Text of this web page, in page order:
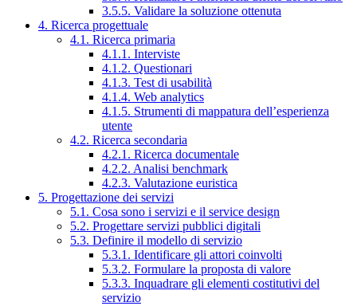
3.5.5. Validare la soluzione ottenuta
4. Ricerca progettuale
4.1. Ricerca primaria
4.1.1. Interviste
4.1.2. Questionari
4.1.3. Test di usabilità
4.1.4. Web analytics
4.1.5. Strumenti di mappatura dell’esperienza
utente
4.2. Ricerca secondaria
4.2.1. Ricerca documentale
4.2.2. Analisi benchmark
4.2.3. Valutazione euristica
5. Progettazione dei servizi
5.1. Cosa sono i servizi e il service design
5.2. Progettare servizi pubblici digitali
5.3. Definire il modello di servizio
5.3.1. Identificare gli attori coinvolti
5.3.2. Formulare la proposta di valore
5.3.3. Inquadrare gli elementi costitutivi del
servizio